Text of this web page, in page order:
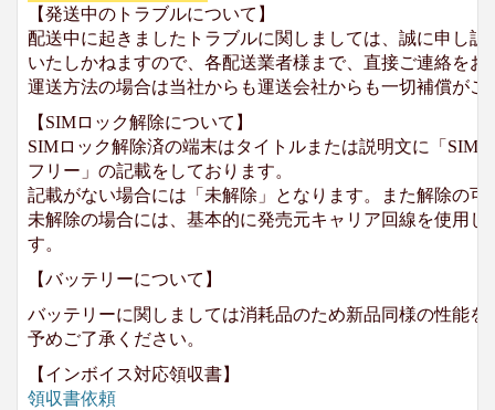
【発送中のトラブルについて】
配送中に起きましたトラブルに関しましては、誠に申し
いたしかねますので、各配送業者様まで、直接ご連絡を
運送方法の場合は当社からも運送会社からも一切補償がご
【SIMロック解除について】
SIMロック解除済の端末はタイトルまたは説明文に「SIM
フリー」の記載をしております。
記載がない場合には「未解除」となります。また解除の可
未解除の場合には、基本的に発売元キャリア回線を使用
す。
【バッテリーについて】
バッテリーに関しましては消耗品のため新品同様の性能
予めご了承ください。
【インボイス対応領収書】
領収書依頼